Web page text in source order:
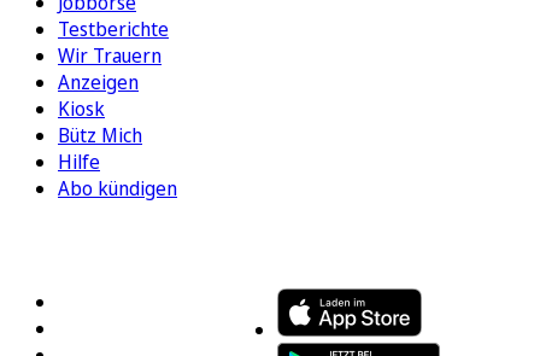
Testberichte
Wir Trauern
Anzeigen
Kiosk
Bütz Mich
Hilfe
Abo kündigen